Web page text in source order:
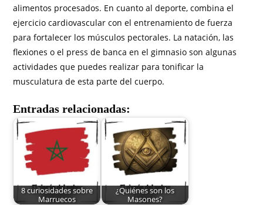
alimentos procesados. En cuanto al deporte, combina el
ejercicio cardiovascular con el entrenamiento de fuerza
para fortalecer los músculos pectorales. La natación, las
flexiones o el press de banca en el gimnasio son algunas
actividades que puedes realizar para tonificar la
musculatura de esta parte del cuerpo.
Entradas relacionadas:
8 curiosidades sobre
Marruecos
¿Quiénes son los
Masones?